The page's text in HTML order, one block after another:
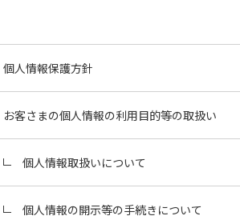
個人情報保護方針
お客さまの個人情報の利用目的等の取扱い
個人情報取扱いについて
個人情報の開示等の手続きについて